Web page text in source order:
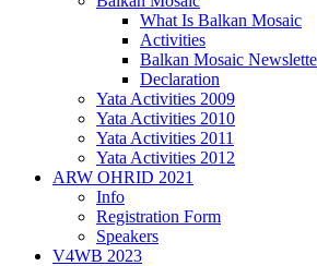
What Is Balkan Mosaic
Activities
Balkan Mosaic
Declaration
Yata Activities 2009
Yata Activities 2010
Yata Activities 2011
Yata Activities 2012
ARW OHRID 2021
Info
Registration Form
Speakers
V4WB 2023